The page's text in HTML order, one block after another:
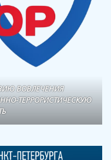
ВОВЛЕЧЕНИЯ
ТЕРРОРИСТИЧЕСКУЮ